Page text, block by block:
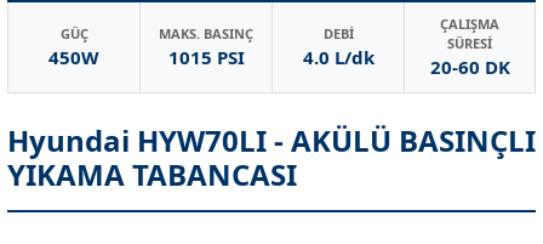
GÜÇ
450W
MAKS. BASINÇ
1015 PSI
DEBİ
4.0 L/dk
ÇALIŞMA
SÜRESİ
20-60 DK
Hyundai HYW70LI - AKÜLÜ BASINÇLI
YIKAMA TABANCASI